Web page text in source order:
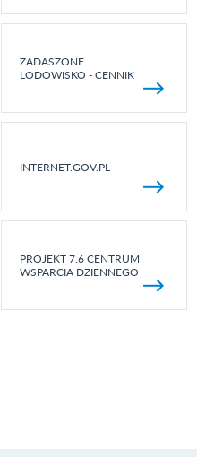
ZADASZONE
LODOWISKO - CENNIK
INTERNET.GOV.PL
PROJEKT 7.6 CENTRUM
WSPARCIA DZIENNEGO